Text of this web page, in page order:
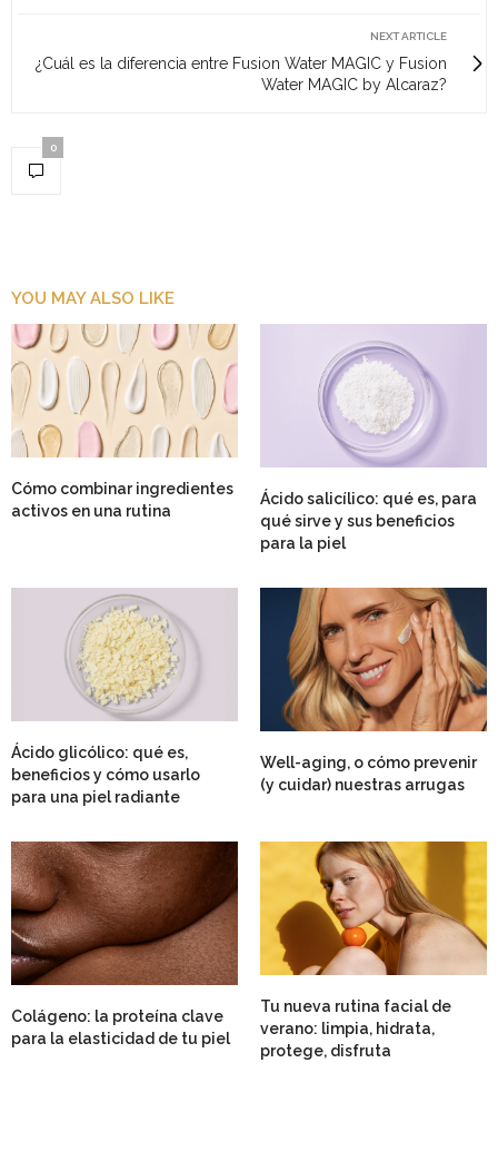
NEXT ARTICLE
¿Cuál es la diferencia entre Fusion Water MAGIC y Fusion
Water MAGIC by Alcaraz?
0
YOU MAY ALSO LIKE
Cómo combinar ingredientes
activos en una rutina
Ácido salicílico: qué es, para
qué sirve y sus beneficios
para la piel
Ácido glicólico: qué es,
beneficios y cómo usarlo
para una piel radiante
Well-aging, o cómo prevenir
(y cuidar) nuestras arrugas
Colágeno: la proteína clave
para la elasticidad de tu piel
Tu nueva rutina facial de
verano: limpia, hidrata,
protege, disfruta